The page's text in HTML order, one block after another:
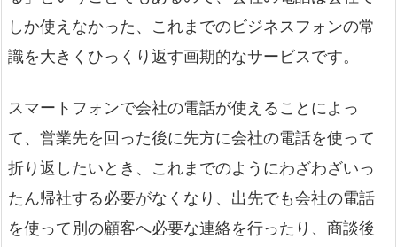
しか使えなかった、これまでのビジネスフォンの常
識を大きくひっくり返す画期的なサービスです。
スマートフォンで会社の電話が使えることによっ
て、営業先を回った後に先方に会社の電話を使って
折り返したいとき、これまでのようにわざわざいっ
たん帰社する必要がなくなり、出先でも会社の電話
を使って別の顧客へ必要な連絡を行ったり、商談後